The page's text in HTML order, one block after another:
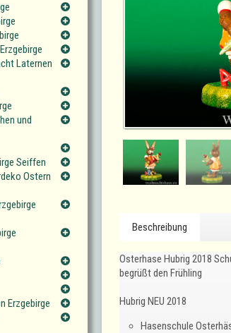
Beschreibung
Osterhase Hubrig 2018
begrüßt den Frühling
Hubrig NEU 2018
Hasenschule
Laternen
und
Seiffen
Ostern
Erzgebirge